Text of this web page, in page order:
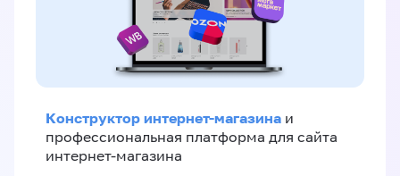
Конструктор интернет-магазина и
профессиональная платформа для сайта
интернет-магазина